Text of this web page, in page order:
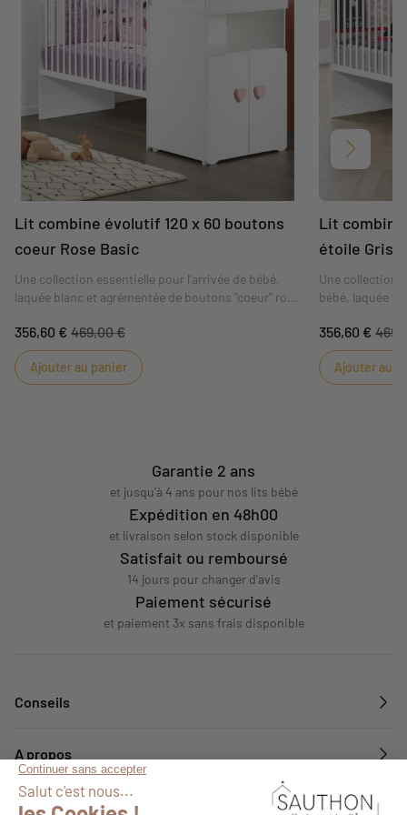
Lit combine évolutif 120 x 60 boutons
coeur Rose Basic
Une collection essentielle pour l'arrivée de bébé,
laquée blanc et agrémentée de boutons "coeur" rose
356,60 € 469,00 €
Ajouter au panier
Lit
étoile Grise
Une collection
bébé, laquée
356,60 €
Ajouter au
Suivant
Garantie 2 ans
et jusqu'à 4 ans pour nos lits bébé
Expédition en 48h00
et livraison selon stock disponible
Satisfait ou remboursé
14 jours pour changer d'avis
Paiement sécurisé
et paiement 3x sans frais disponible
Conseils
A propos
Services